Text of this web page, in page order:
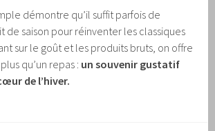
démontre qu’il suffit parfois de
de saison pour réinventer les classiques
sur le goût et les produits bruts, on offre
qu’un repas : un souvenir gustatif
de l’hiver.